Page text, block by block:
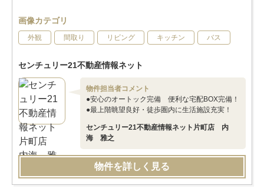
画像カテゴリ
外観 間取り リビング キッチン バス
センチュリー21不動産情報ネット
物件担当者コメント
●安心のオートック完備 便利な宅配BOX完備！
●最上階眺望良好・徒歩圏内に生活施設充実！
センチュリー21不動産情報ネット片町店 内
海 雅之
物件を詳しく見る